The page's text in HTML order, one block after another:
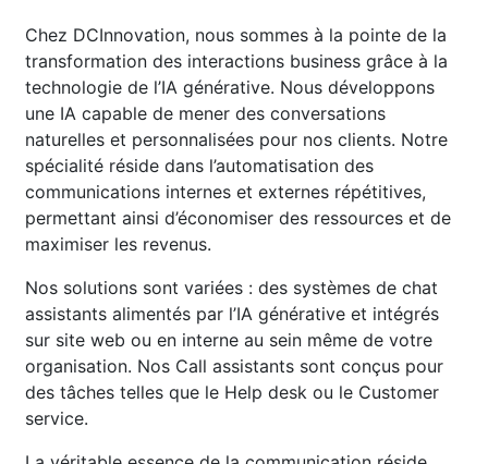
Chez DCInnovation, nous sommes à la pointe de la
transformation des interactions business grâce à la
technologie de l’IA générative. Nous développons
une IA capable de mener des conversations
naturelles et personnalisées pour nos clients. Notre
spécialité réside dans l’automatisation des
communications internes et externes répétitives,
permettant ainsi d’économiser des ressources et de
maximiser les revenus.
Nos solutions sont variées : des systèmes de chat
assistants alimentés par l’IA générative et intégrés
sur site web ou en interne au sein même de votre
organisation. Nos Call assistants sont conçus pour
des tâches telles que le Help desk ou le Customer
service.